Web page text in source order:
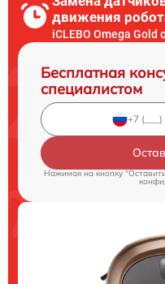
движения
iCLEBO Omega Gold
Бесплатная
специалистом
Нажимая на кнопку